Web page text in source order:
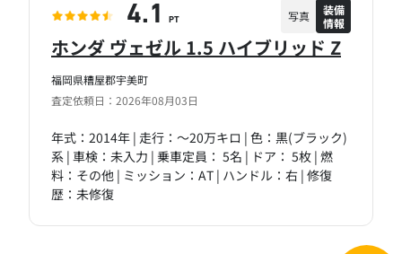
福岡県糟屋郡宇美町
査定依頼日：2026年08月03日
ホンダ ヴェゼル 1.5 ハイブリッド Z
年式：2014年 | 走行：～20万キロ | 色：黒(ブラック)
系 | 車検：未入力 | 乗車定員： 5名 | ドア： 5枚 | 燃
料：その他 | ミッション：AT | ハンドル：右 | 修復
歴：未修復
4.1 PT 写真
装備
情報